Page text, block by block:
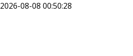
2026-08-08 00:50:28